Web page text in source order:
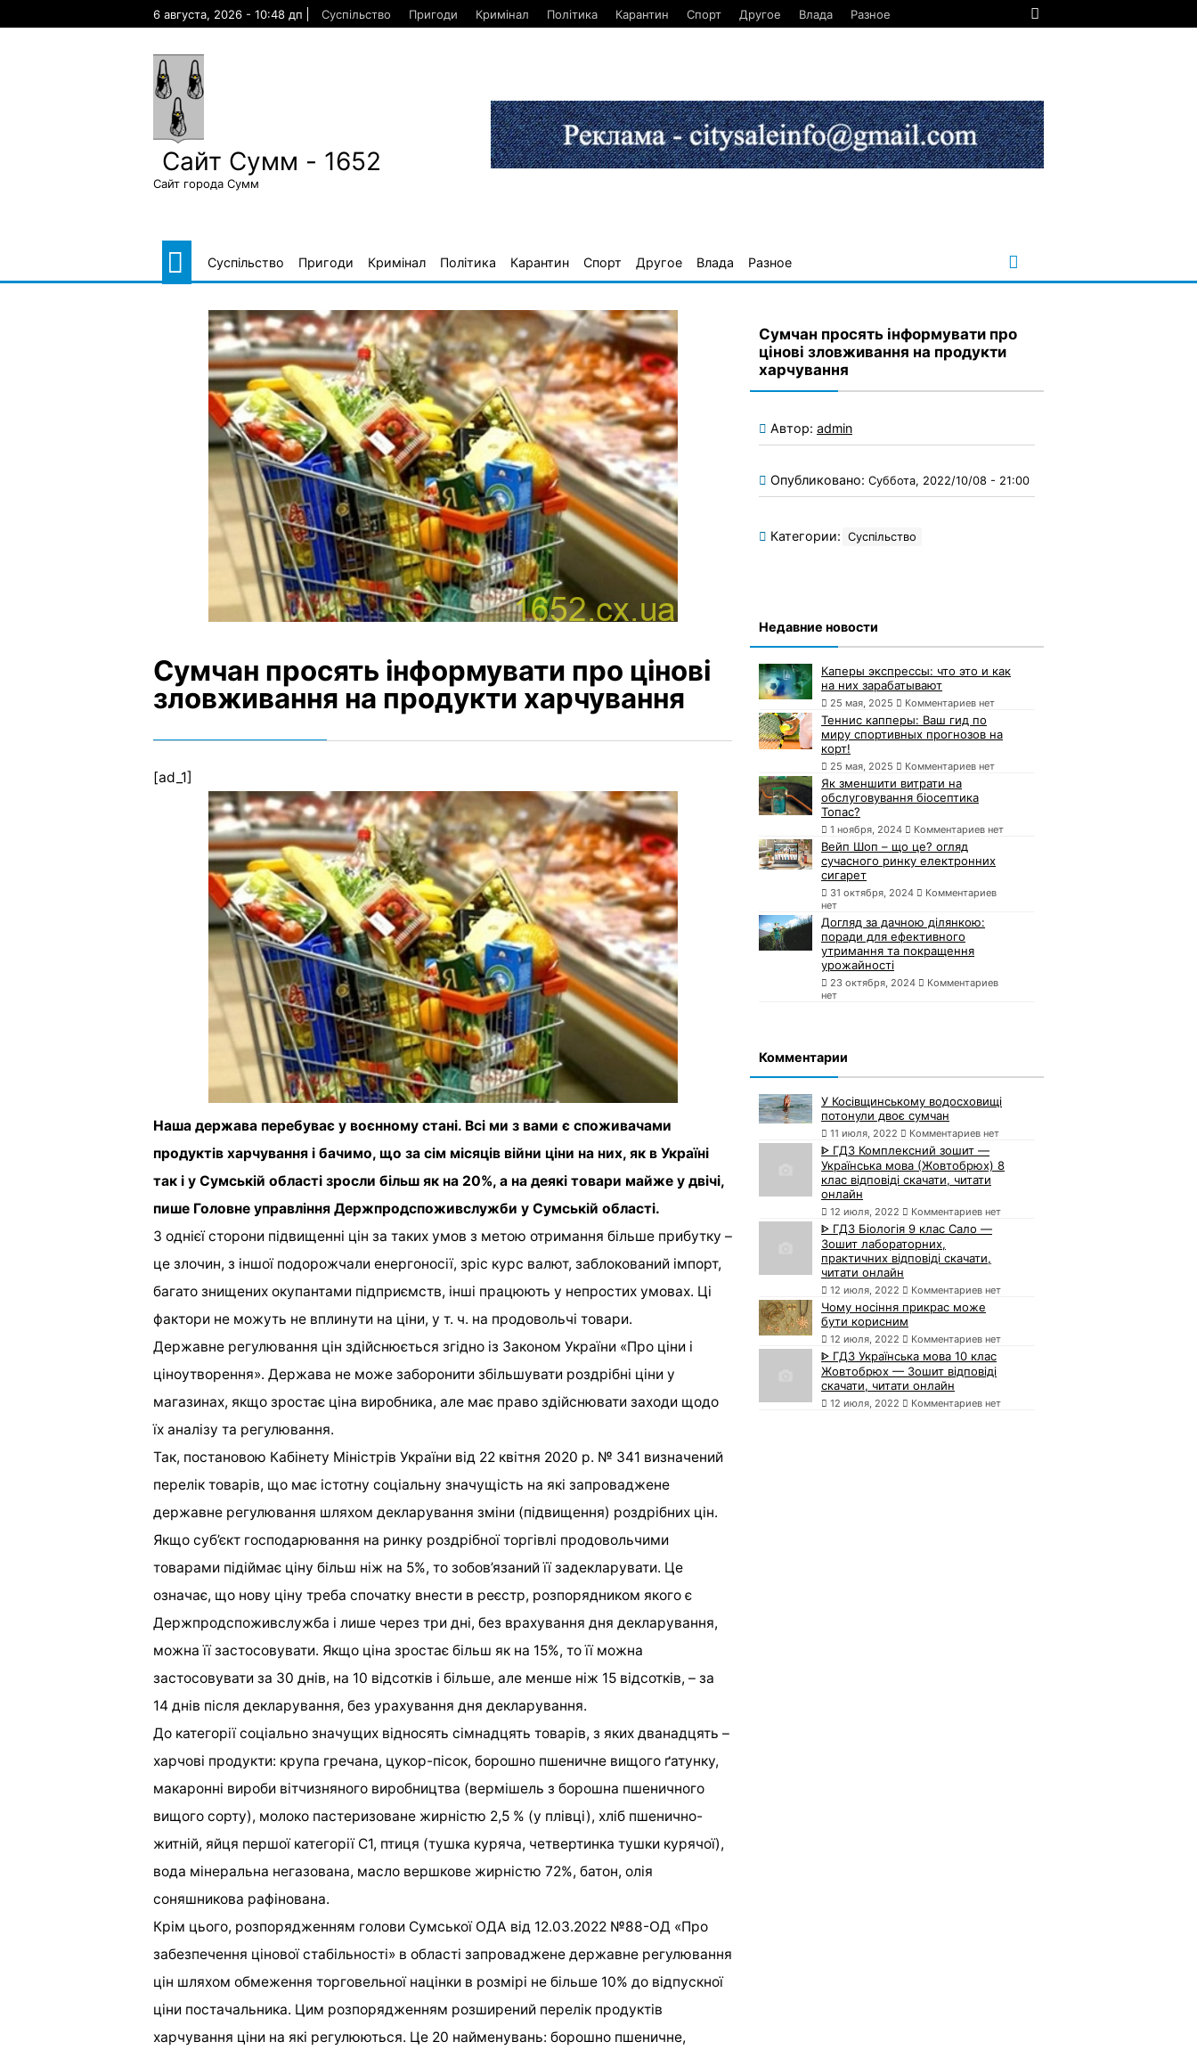
6 августа, 2026 - 10:48 дп Суспільство Пригоди Кримінал Політика Карантин Спорт Другое Влада Разное
Сайт Сумм - 1652
Сайт города Сумм
Суспільство Пригоди Кримінал Політика Карантин Спорт Другое Влада Разное
Сумчан просять інформувати про цінові
зловживання на продукти харчування
[ad_1]
Наша держава перебуває у воєнному стані. Всі ми з вами є споживачами
продуктів харчування і бачимо, що за сім місяців війни ціни на них, як в Україні
так і у Сумській області зросли більш як на 20%, а на деякі товари майже у двічі,
пише Головне управління Держпродспоживслужби у Сумській області.
З однієї сторони підвищенні цін за таких умов з метою отримання більше прибутку –
це злочин, з іншої подорожчали енергоносії, зріс курс валют, заблокований імпорт,
багато знищених окупантами підприємств, інші працюють у непростих умовах. Ці
фактори не можуть не вплинути на ціни, у т. ч. на продовольчі товари.
Державне регулювання цін здійснюється згідно із Законом України «Про ціни і
ціноутворення». Держава не може заборонити збільшувати роздрібні ціни у
магазинах, якщо зростає ціна виробника, але має право здійснювати заходи щодо
їх аналізу та регулювання.
Так, постановою Кабінету Міністрів України від 22 квітня 2020 р. № 341 визначений
перелік товарів, що має істотну соціальну значущість на які запроваджене
державне регулювання шляхом декларування зміни (підвищення) роздрібних цін.
Якщо суб’єкт господарювання на ринку роздрібної торгівлі продовольчими
товарами підіймає ціну більш ніж на 5%, то зобов’язаний її задекларувати. Це
означає, що нову ціну треба спочатку внести в реєстр, розпорядником якого є
Держпродспоживслужба і лише через три дні, без врахування дня декларування,
можна її застосовувати. Якщо ціна зростає більш як на 15%, то її можна
застосовувати за 30 днів, на 10 відсотків і більше, але менше ніж 15 відсотків, – за
14 днів після декларування, без урахування дня декларування.
До категорії соціально значущих відносять сімнадцять товарів, з яких дванадцять –
харчові продукти: крупа гречана, цукор-пісок, борошно пшеничне вищого ґатунку,
макаронні вироби вітчизняного виробництва (вермішель з борошна пшеничного
вищого сорту), молоко пастеризоване жирністю 2,5 % (у плівці), хліб пшенично-
житній, яйця першої категорії С1, птиця (тушка куряча, четвертинка тушки курячої),
вода мінеральна негазована, масло вершкове жирністю 72%, батон, олія
соняшникова рафінована.
Крім цього, розпорядженням голови Сумської ОДА від 12.03.2022 №88-ОД «Про
забезпечення цінової стабільності» в області запроваджене державне регулювання
цін шляхом обмеження торговельної націнки в розмірі не більше 10% до відпускної
ціни постачальника. Цим розпорядженням розширений перелік продуктів
харчування ціни на які регулюються. Це 20 найменувань: борошно пшеничне,
Сумчан просять інформувати про
цінові зловживання на продукти
харчування
Автор: admin
Опубликовано: Суббота, 2022/10/08 - 21:00
Категории: Суспільство
Недавние новости
Каперы экспрессы: что это и как
на них зарабатывают
25 мая, 2025 Комментариев нет
Теннис капперы: Ваш гид по
миру спортивных прогнозов на
корт!
25 мая, 2025 Комментариев нет
Як зменшити витрати на
обслуговування біосептика
Топас?
1 ноября, 2024 Комментариев нет
Вейп Шоп – що це? огляд
сучасного ринку електронних
сигарет
31 октября, 2024
Комментариев
нет
Догляд за дачною ділянкою:
поради для ефективного
утримання та покращення
урожайності
23 октября, 2024
Комментариев
нет
Комментарии
У Косівщинському водосховищі
потонули двоє сумчан
11 июля, 2022 Комментариев нет
ᐈ ГДЗ Комплексний зошит —
Українська мова (Жовтобрюх) 8
клас відповіді скачати, читати
онлайн
12 июля, 2022 Комментариев нет
ᐈ ГДЗ Біологія 9 клас Сало —
Зошит лабораторних,
практичних відповіді скачати,
читати онлайн
12 июля, 2022 Комментариев нет
Чому носіння прикрас може
бути корисним
12 июля, 2022 Комментариев нет
ᐈ ГДЗ Українська мова 10 клас
Жовтобрюх — Зошит відповіді
скачати, читати онлайн
12 июля, 2022 Комментариев нет